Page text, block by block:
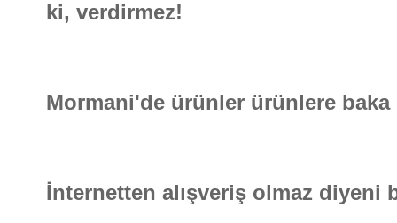
ki, verdirmez!
Mormani'de ürünler ürünlere baka
İnternetten alışveriş olmaz diyeni